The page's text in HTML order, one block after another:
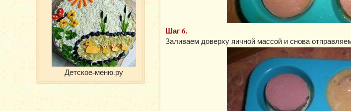
Шаг 6.
Заливаем доверху яичной массой и снова
Детское-меню.ру